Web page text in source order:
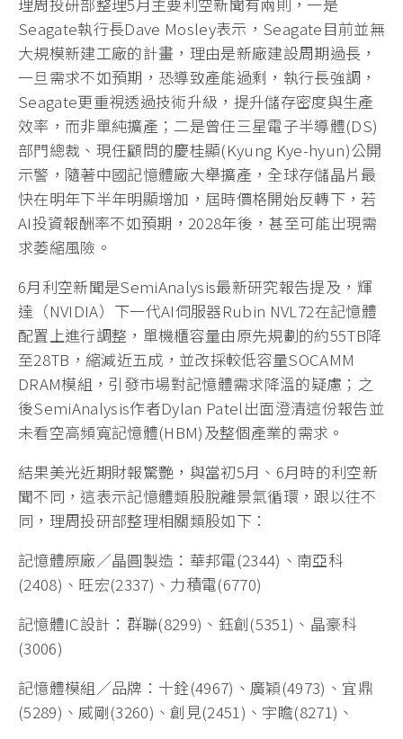
Seagate執行長Dave Mosley表示，Seagate目前並無
大規模新建工廠的計畫，理由是新廠建設周期過長，
一旦需求不如預期，恐導致產能過剩，執行長強調，
Seagate更重視透過技術升級，提升儲存密度與生產
效率，而非單純擴產；二是曾任三星電子半導體(DS)
部門總裁、現任顧問的慶桂顯(Kyung Kye-hyun)公開
示警，隨著中國記憶體廠大舉擴產，全球存儲晶片最
快在明年下半年明顯增加，屆時價格開始反轉下，若
AI投資報酬率不如預期，2028年後，甚至可能出現需
求萎縮風險。
6月利空新聞是SemiAnalysis最新研究報告提及，輝
達（NVIDIA）下一代AI伺服器Rubin NVL72在記憶體
配置上進行調整，單機櫃容量由原先規劃的約55TB降
至28TB，縮減近五成，並改採較低容量SOCAMM
DRAM模組，引發市場對記憶體需求降溫的疑慮；之
後SemiAnalysis作者Dylan Patel出面澄清這份報告並
未看空高頻寬記憶體(HBM)及整個產業的需求。
結果美光近期財報驚艷，與當初5月、6月時的利空新
聞不同，這表示記憶體類股脫離景氣循環，跟以往不
同，理周投研部整理相關類股如下：
記憶體原廠／晶圓製造：華邦電(2344)、南亞科
(2408)、旺宏(2337)、力積電(6770)
記憶體IC設計：群聯(8299)、鈺創(5351)、晶豪科
(3006)
記憶體模組／品牌：十銓(4967)、廣穎(4973)、宜鼎
(5289)、威剛(3260)、創見(2451)、宇瞻(8271)、